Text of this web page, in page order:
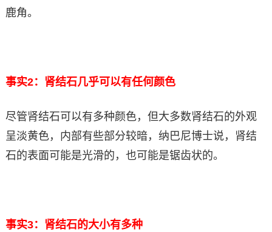
鹿角。
事实2：肾结石几乎可以有任何颜色
尽管肾结石可以有多种颜色，但大多数肾结石的外观
呈淡黄色，内部有些部分较暗，纳巴尼博士说，肾结
石的表面可能是光滑的，也可能是锯齿状的。
事实3：肾结石的大小有多种